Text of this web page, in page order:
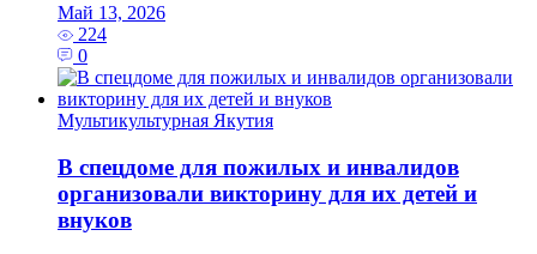
Май 13, 2026
224
0
Мультикультурная Якутия
В спецдоме для пожилых и инвалидов
организовали викторину для их детей и
внуков